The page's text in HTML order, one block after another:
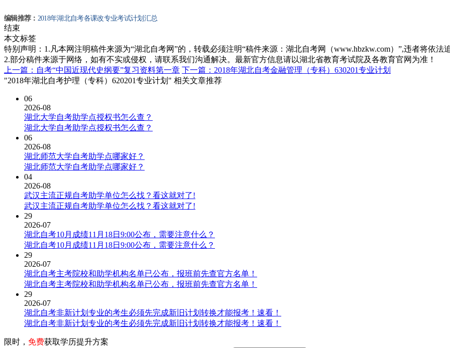
编辑推荐： 2018年湖北自考各课改专业考试计划汇总
结束
本文标签
特别声明：1.凡本网注明稿件来源为“湖北自考网”的，转载必须注明“稿件来源：湖北自考网（www.hbzkw.com）”,违者将依法
2.部分稿件来源于网络，如有不实或侵权，请联系我们沟通解决。最新官方信息请以湖北省教育考试院及各教育官网为准！
上一篇：自考“中国近现代史纲要”复习资料第一章 下一篇：2018年湖北自考金融管理（专科）630201专业计划
"2018年湖北自考护理（专科）620201专业计划" 相关文章推荐
06
2026-08
湖北大学自考助学点授权书怎么查？
湖北大学自考助学点授权书怎么查？
06
2026-08
湖北师范大学自考助学点哪家好？
湖北师范大学自考助学点哪家好？
04
2026-08
武汉主流正规自考助学单位怎么找？看这就对了!
武汉主流正规自考助学单位怎么找？看这就对了!
29
2026-07
湖北自考10月成绩11月18日9:00公布，需要注意什么？
湖北自考10月成绩11月18日9:00公布，需要注意什么？
29
2026-07
湖北自考主考院校和助学机构名单已公布，报班前先查官方名单！
湖北自考主考院校和助学机构名单已公布，报班前先查官方名单！
29
2026-07
湖北自考非新计划专业的考生必须先完成新旧计划转换才能报考！速看！
湖北自考非新计划专业的考生必须先完成新旧计划转换才能报考！速看！
限时， 免费获取学历提升方案